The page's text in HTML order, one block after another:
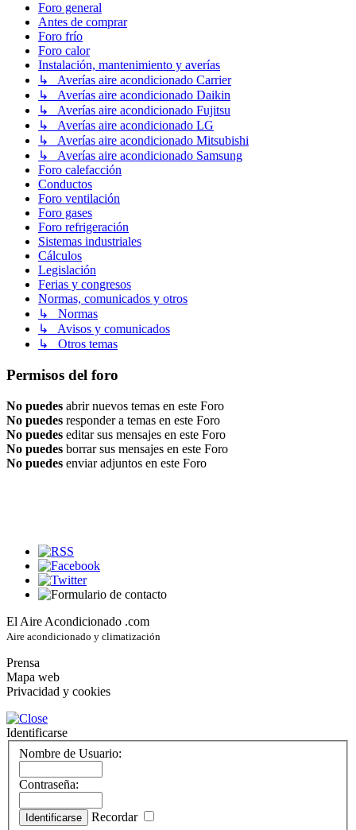
Foro general
Antes de comprar
Foro frío
Foro calor
Instalación, mantenimiento y averías
↳ Averías aire acondicionado Carrier
↳ Averías aire acondicionado Daikin
↳ Averías aire acondicionado Fujitsu
↳ Averías aire acondicionado LG
↳ Averías aire acondicionado Mitsubishi
↳ Averías aire acondicionado Samsung
Foro calefacción
Conductos
Foro ventilación
Foro gases
Foro refrigeración
Sistemas industriales
Cálculos
Legislación
Ferias y congresos
Normas, comunicados y otros
↳ Normas
↳ Avisos y comunicados
↳ Otros temas
Permisos del foro
No puedes abrir nuevos temas en este Foro
No puedes responder a temas en este Foro
No puedes editar sus mensajes en este Foro
No puedes borrar sus mensajes en este Foro
No puedes enviar adjuntos en este Foro
El Aire Acondicionado .com
Aire acondicionado y climatización
Prensa
Mapa web
Privacidad y cookies
Identificarse
Nombre de Usuario:
Contraseña:
Recordar